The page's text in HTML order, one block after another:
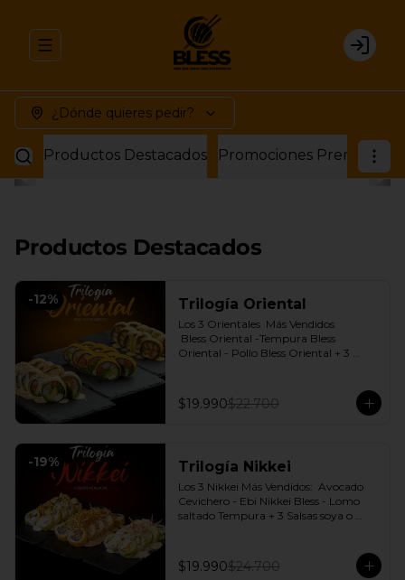
Abrir menu de navegación Login
¿Dónde quieres pedir?
Productos Destacados Promociones Premium
Productos Destacados
-12% Trilogía Oriental
Los 3 Orientales  Más Vendidos.
Bless Oriental -Tempura Bless
Oriental - Pollo Bless Oriental + 3
$19.990$22.700
-19% Trilogía Nikkei
Los 3 Nikkei Más Vendidos:  Avocado
Cevichero - Ebi Nikkei Bless - Lomo
saltado Tempura + 3 Salsas soya o
$19.990$24.700